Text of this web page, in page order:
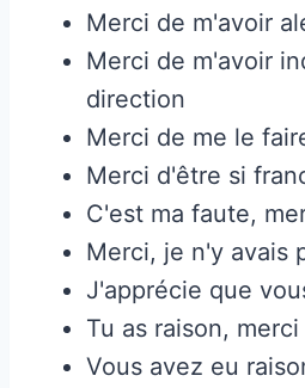
Merci de m'avoir
Merci de m'avoir
direction
Merci de me le
Merci d'être si
C'est ma faute,
Merci, je n'y avais
J'apprécie que
Tu as raison, merci
Vous avez eu